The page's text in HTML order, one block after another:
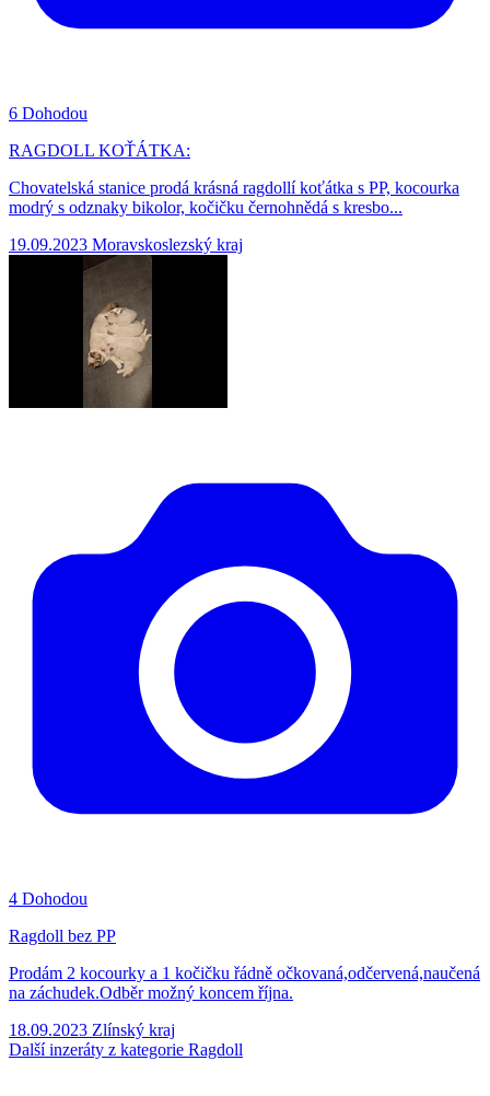
6 Dohodou
RAGDOLL KOŤÁTKA:
Chovatelská stanice prodá krásná ragdollí koťátka s PP, kocourka
modrý s odznaky bikolor, kočičku černohnědá s kresbo...
19.09.2023 Moravskoslezský kraj
4 Dohodou
Ragdoll bez PP
Prodám 2 kocourky a 1 kočičku řádně očkovaná,odčervená,naučená
na záchudek.Odběr možný koncem října.
18.09.2023 Zlínský kraj
Další inzeráty z kategorie Ragdoll